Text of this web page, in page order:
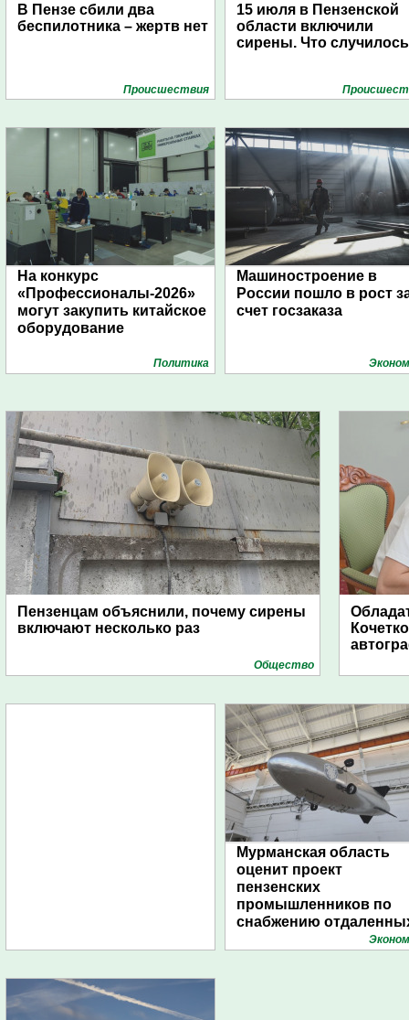
В Пензе сбили два
беспилотника – жертв нет
Проиcшествия
15 июля в Пензенской
области включили
сирены. Что
На конкурс
«Профессионалы-2026»
могут закупить китайское
оборудование
Политика
Машиностроение в
России пошло в рост
счет госзаказа
Пензенцам объяснили, почему сирены
включают несколько раз
Общество
Мурманская область
оценит проект
пензенских
промышленников по
снабжению
поселений с помощью